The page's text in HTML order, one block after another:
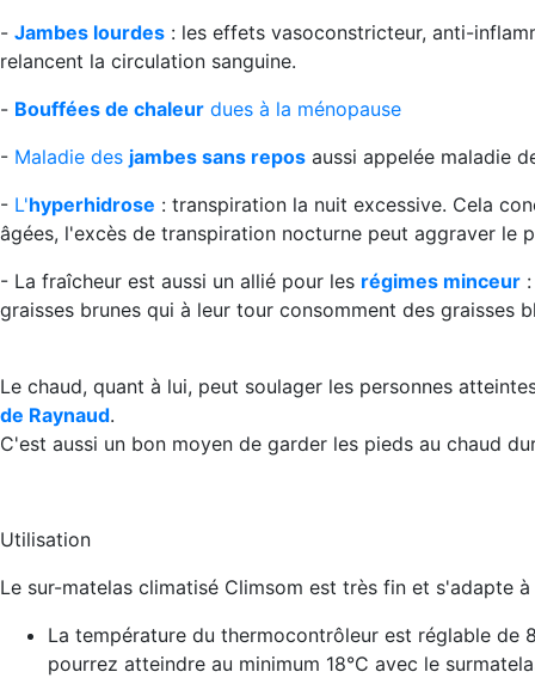
- Jambes lourdes : les effets vasoconstricteur, anti-
relancent la circulation sanguine.
- Bouffées de chaleur dues à la ménopause
- Maladie des jambes sans repos aussi appelée maladie
- L'hyperhidrose : transpiration la nuit excessive. Cela
âgées, l'excès de transpiration nocturne peut aggraver le
- La fraîcheur est aussi un allié pour les régimes minceur
graisses brunes qui à leur tour consomment des graisses
Le chaud, quant à lui, peut soulager les personnes
de Raynaud.
C'est aussi un bon moyen de garder les pieds au chaud
Utilisation
Le sur-matelas climatisé Climsom est très fin et s'adapte
La température du thermocontrôleur est réglable de
pourrez atteindre au minimum 18°C avec le